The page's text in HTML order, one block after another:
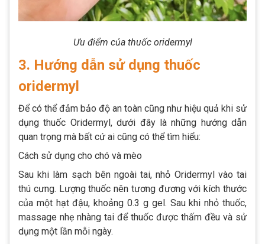
Ưu điểm của thuốc oridermyl
3. Hướng dẫn sử dụng thuốc
oridermyl
Để có thể đảm bảo độ an toàn cũng như hiệu quả khi sử
dụng thuốc Oridermyl, dưới đây là những hướng dẫn
quan trọng mà bất cứ ai cũng có thể tìm hiểu:
Cách sử dụng cho chó và mèo
Sau khi làm sạch bên ngoài tai, nhỏ Oridermyl vào tai
thú cưng. Lượng thuốc nên tương đương với kích thước
của một hạt đậu, khoảng 0.3 g gel. Sau khi nhỏ thuốc,
massage nhẹ nhàng tai để thuốc được thấm đều và sử
dụng một lần mỗi ngày​​.